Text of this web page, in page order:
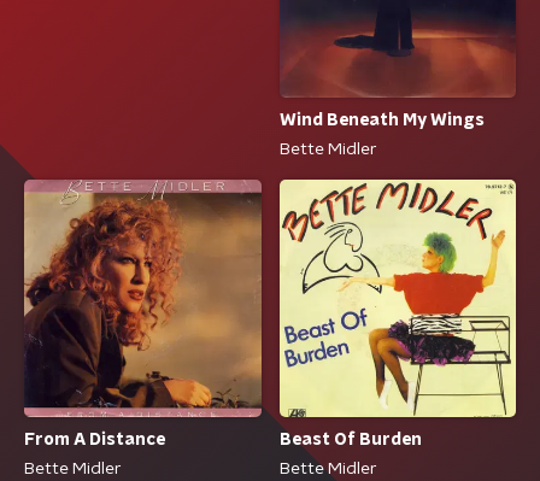
Wind Beneath My Wings
Bette Midler
From A Distance
Bette Midler
Beast Of Burden
Bette Midler